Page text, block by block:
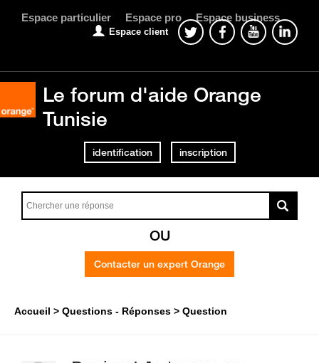
Espace particulier Espace pro Espace business
Espace client
Le forum d'aide Orange
Tunisie
identification inscription
OU
Contacter un expert Orange
Accueil Questions - Réponses Question